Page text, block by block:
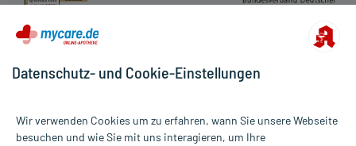
Datenschutz- und Cookie-Einstellungen
Wir verwenden Cookies um zu erfahren, wann Sie unsere Webseite
besuchen und wie Sie mit uns interagieren, um Ihre